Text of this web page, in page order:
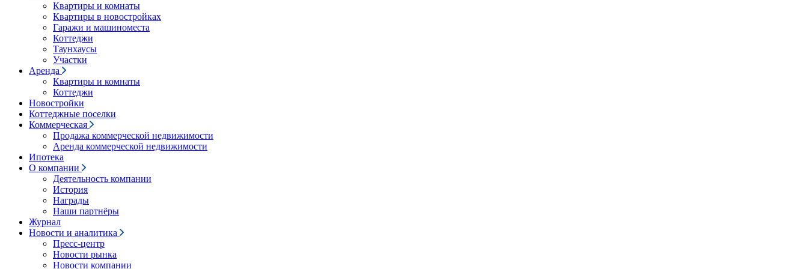
Квартиры и комнаты
Квартиры в новостройках
Гаражи и машиноместа
Коттеджи
Таунхаусы
Участки
Аренда
Квартиры и комнаты
Коттеджи
Новостройки
Коттеджные поселки
Коммерческая
Продажа коммерческой недвижимости
Аренда коммерческой недвижимости
Ипотека
О компании
Деятельность компании
История
Награды
Наши партнёры
Журнал
Новости и аналитика
Пресс-центр
Новости рынка
Новости компании